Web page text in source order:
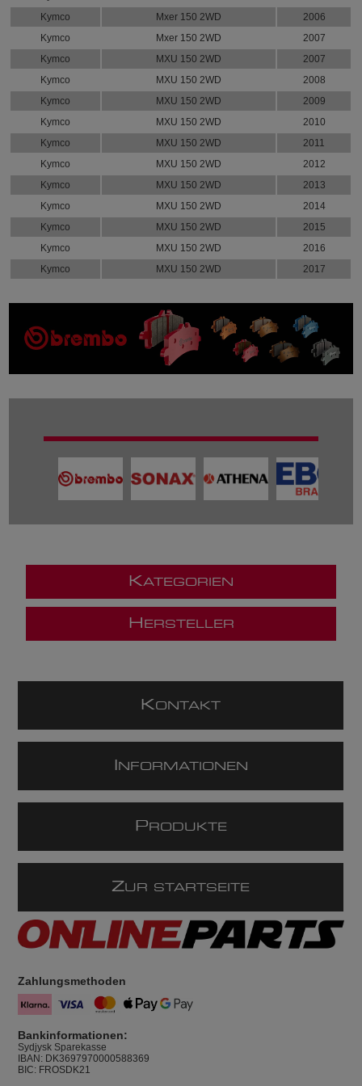
Kymco
Mxer 150 2WD
2006
Kymco
Mxer 150 2WD
2007
Kymco
MXU 150 2WD
2007
Kymco
MXU 150 2WD
2008
Kymco
MXU 150 2WD
2009
Kymco
MXU 150 2WD
2010
Kymco
MXU 150 2WD
2011
Kymco
MXU 150 2WD
2012
Kymco
MXU 150 2WD
2013
Kymco
MXU 150 2WD
2014
Kymco
MXU 150 2WD
2015
Kymco
MXU 150 2WD
2016
Kymco
MXU 150 2WD 2017
KATEGORIEN
H ERSTELLER
KONTAKT
NFORMATIONEN
P RODUKTE
ZUR STARTSEITE
Zahlungsmethoden
Bankinformationen:
Sydjysk Sparekasse
IBAN: DK3697970000588369
BIC: FROSDK21